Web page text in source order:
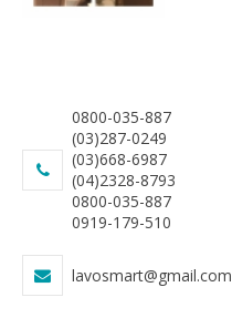
0800-035-887
(03)287-0249
(03)668-6987
(04)2328-8793
0800-035-887
0919-179-510
lavosmart@gmail.com